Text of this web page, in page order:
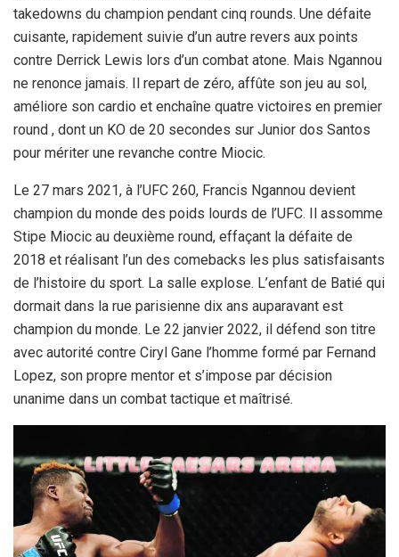
takedowns du champion pendant cinq rounds. Une défaite
cuisante, rapidement suivie d’un autre revers aux points
contre Derrick Lewis lors d’un combat atone. Mais Ngannou
ne renonce jamais. Il repart de zéro, affûte son jeu au sol,
améliore son cardio et enchaîne quatre victoires en premier
round , dont un KO de 20 secondes sur Junior dos Santos
pour mériter une revanche contre Miocic.
Le 27 mars 2021, à l’UFC 260, Francis Ngannou devient
champion du monde des poids lourds de l’UFC. Il assomme
Stipe Miocic au deuxième round, effaçant la défaite de
2018 et réalisant l’un des comebacks les plus satisfaisants
de l’histoire du sport. La salle explose. L’enfant de Batié qui
dormait dans la rue parisienne dix ans auparavant est
champion du monde. Le 22 janvier 2022, il défend son titre
avec autorité contre Ciryl Gane l’homme formé par Fernand
Lopez, son propre mentor et s’impose par décision
unanime dans un combat tactique et maîtrisé.